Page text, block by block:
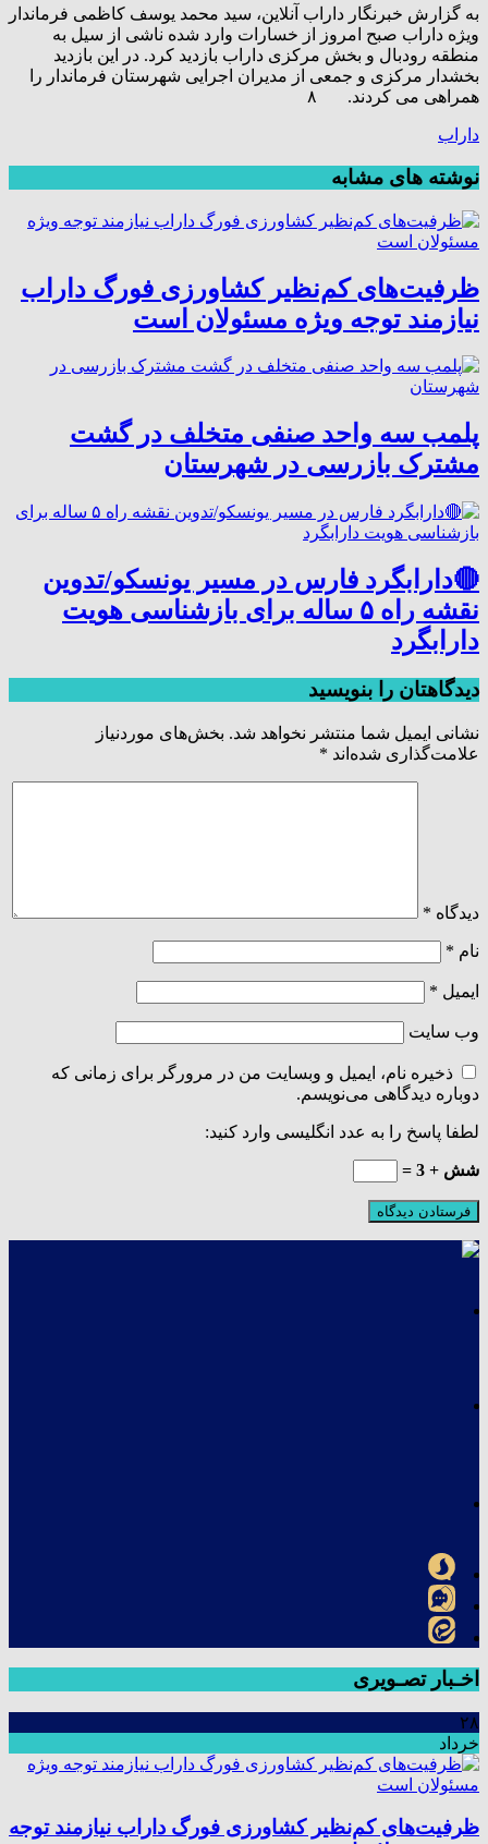
به گزارش خبرنگار داراب آنلاین، سید محمد یوسف کاظمی فرماندار
ویژه داراب صبح امروز از خسارات وارد شده ناشی از سیل به
منطقه رودبال و بخش مرکزی داراب بازدید کرد. در این بازدید
بخشدار مرکزی و جمعی از مدیران اجرایی شهرستان فرماندار را
همراهی می کردند.
۸
داراب
نوشته های مشابه
ظرفیت‌های کم‌نظیر کشاورزی فورگ داراب
نیازمند توجه ویژه مسئولان است
پلمب سه واحد صنفی متخلف در گشت
مشترک بازرسی در شهرستان
🔴دارابگرد فارس در مسیر یونسکو/تدوین
نقشه راه ۵ ساله برای بازشناسی هویت
دارابگرد
دیدگاهتان را بنویسید
نشانی ایمیل شما منتشر نخواهد شد. بخش‌های موردنیاز
علامت‌گذاری شده‌اند *
دیدگاه *
نام *
ایمیل *
وب‌ سایت
ذخیره نام، ایمیل و وبسایت من در مرورگر برای زمانی که
دوباره دیدگاهی می‌نویسم.
لطفا پاسخ را به عدد انگلیسی وارد کنید:
شش + 3 =
اخـبار تصـویری
۲۸
خرداد
ظرفیت‌های کم‌نظیر کشاورزی فورگ داراب نیازمند توجه